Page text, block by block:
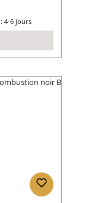
4-6 jours